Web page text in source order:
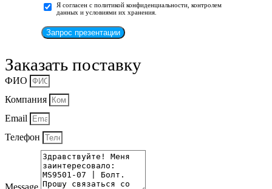
Я согласен с политикой конфиденциальности, контролем
данных и условиями их хранения.
Запрос презентации
Заказать поставку
ФИО
Компания
Email
Телефон
Message